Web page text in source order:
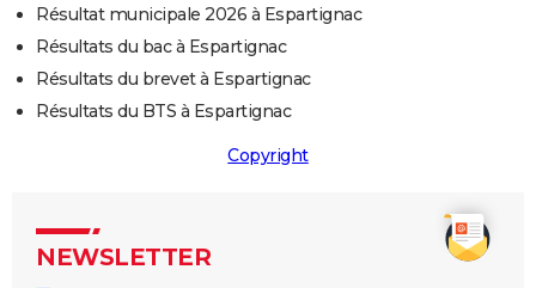
Résultat municipale 2026 à Espartignac
Résultats du bac à Espartignac
Résultats du brevet à Espartignac
Résultats du BTS à Espartignac
Copyright
NEWSLETTER